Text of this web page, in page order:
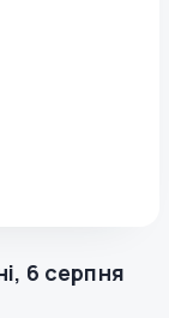
, 6 серпня